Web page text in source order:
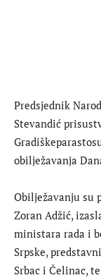
Predsjednik
Stevandić
obilježavanja
Obilježavanju su
Zoran Adžić,
ministara rada i
Srpske,
Srbac i Čelinac,